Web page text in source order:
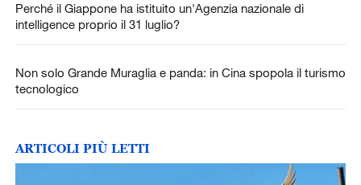
Perché il Giappone ha istituito un'Agenzia nazionale di
intelligence proprio il 31 luglio?
Non solo Grande Muraglia e panda: in Cina spopola il turismo
tecnologico
ARTICOLI PIÙ LETTI